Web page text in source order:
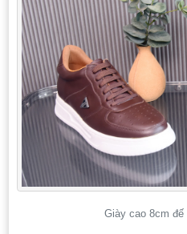
Giày cao 8cm đế